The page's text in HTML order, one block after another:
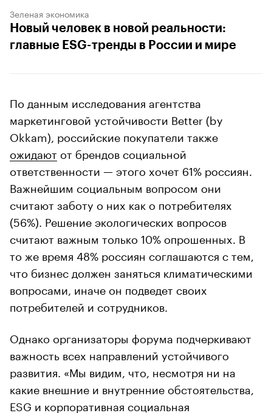
Зеленая экономика
Новый человек в новой реальности:
главные ESG-тренды в России и мире
По данным исследования агентства
маркетинговой устойчивости Better (by
Okkam), российские покупатели также
ожидают от брендов социальной
ответственности — этого хочет 61% россиян.
Важнейшим социальным вопросом они
считают заботу о них как о потребителях
(56%). Решение экологических вопросов
считают важным только 10% опрошенных. В
то же время 48% россиян соглашаются с тем,
что бизнес должен заняться климатическими
вопросами, иначе он подведет своих
потребителей и сотрудников.
Однако организаторы форума подчеркивают
важность всех направлений устойчивого
развития. «Мы видим, что, несмотря ни на
какие внешние и внутренние обстоятельства,
ESG и корпоративная социальная